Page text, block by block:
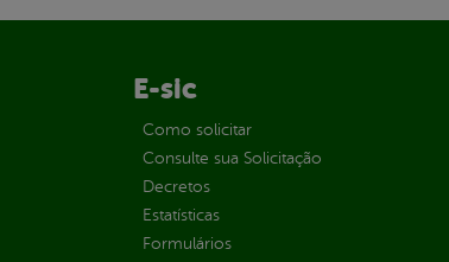
E-sic
Como solicitar
Consulte sua Solicitação
Decretos
Estatísticas
Formulários